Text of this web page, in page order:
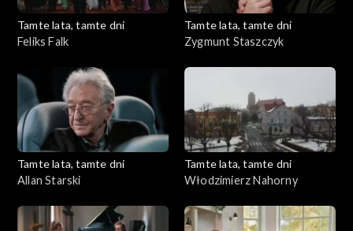
Tamte lata, tamte dni
Feliks Falk
Tamte lata, tamte dni
Zygmunt Staszczyk
Tamte lata, tamte dni
Allan Starski
Tamte lata, tamte dni
Włodzimierz Nahorny